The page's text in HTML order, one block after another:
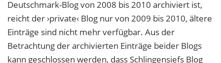
Deutschmark-Blog von 2008 bis 2010 archiviert ist,
reicht der ›private‹ Blog nur von 2009 bis 2010, ältere
Einträge sind nicht mehr verfügbar. Aus der
Betrachtung der archivierten Einträge beider Blogs
kann geschlossen werden, dass Schlingensiefs Blog